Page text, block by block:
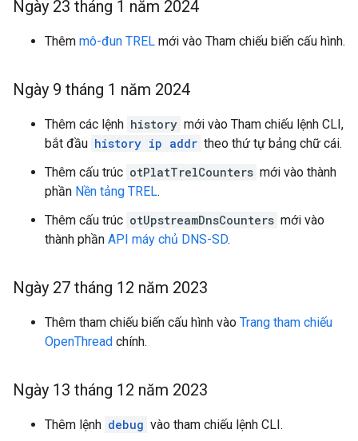
Ngày 23 tháng 1 năm 2024
Thêm mô-đun TREL mới vào Tham chiếu biến cấu hình.
Ngày 9 tháng 1 năm 2024
Thêm các lệnh history mới vào Tham chiếu lệnh CLI,
bắt đầu history ip addr theo thứ tự bảng chữ cái.
Thêm cấu trúc otPlatTrelCounters mới vào thành
phần Nền tảng TREL.
Thêm cấu trúc otUpstreamDnsCounters mới vào
thành phần API máy chủ DNS-SD.
Ngày 27 tháng 12 năm 2023
Thêm tham chiếu biến cấu hình vào Trang tham chiếu
OpenThread chính.
Ngày 13 tháng 12 năm 2023
Thêm lệnh debug vào tham chiếu lệnh CLI.